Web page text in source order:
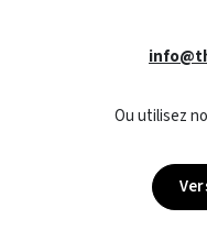
Ou utilisez